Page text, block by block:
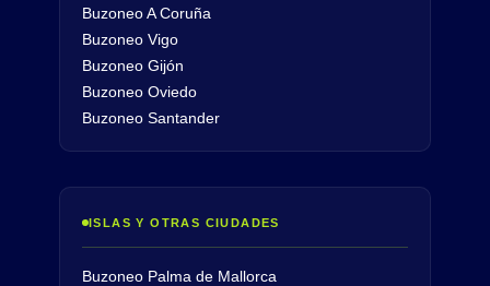
Buzoneo A Coruña
Buzoneo Vigo
Buzoneo Gijón
Buzoneo Oviedo
Buzoneo Santander
ISLAS Y OTRAS CIUDADES
Buzoneo Palma de Mallorca